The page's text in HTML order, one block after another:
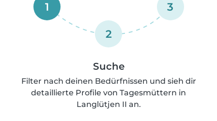
1
2
3
Suche
Filter nach deinen Bedürfnissen und sieh dir
detaillierte Profile von Tagesmüttern in
Langlütjen II an.